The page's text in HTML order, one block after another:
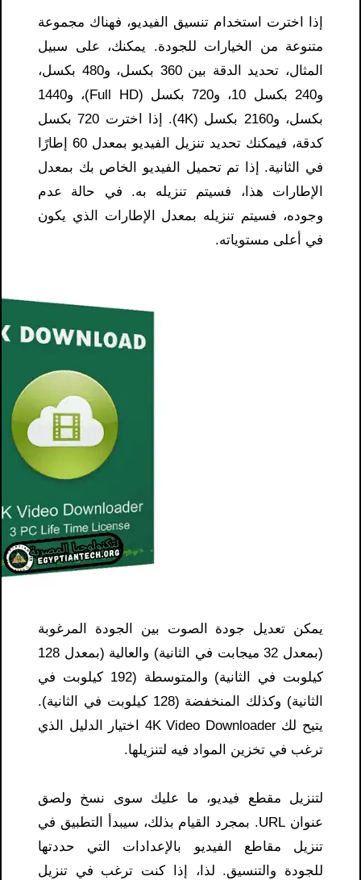
إذا اخترت استخدام تنسيق الفيديو، فهناك مجموعة
متنوعة من الخيارات للجودة. يمكنك، على سبيل
المثال، تحديد الدقة بين 360 بكسل، و480 بكسل،
و240 بكسل 10، و720 بكسل (Full HD)، و1440
بكسل، و2160 بكسل (4K). إذا اخترت 720 بكسل
كدقة، فيمكنك تحديد تنزيل الفيديو بمعدل 60 إطارًا
في الثانية. إذا تم تحميل الفيديو الخاص بك بمعدل
الإطارات هذا، فسيتم تنزيله به. في حالة عدم
وجوده، فسيتم تنزيله بمعدل الإطارات الذي يكون
في أعلى مستوياته.
يمكن تعديل جودة الصوت بين الجودة المرغوبة
(بمعدل 32 ميجابت في الثانية) والعالية (بمعدل 128
كيلوبت في الثانية) والمتوسطة (192 كيلوبت في
الثانية) وكذلك المنخفضة (128 كيلوبت في الثانية).
يتيح لك 4K Video Downloader اختيار الدليل الذي
ترغب في تخزين المواد فيه لتنزيلها.
لتنزيل مقطع فيديو، ما عليك سوى نسخ ولصق
عنوان URL. بمجرد القيام بذلك، سيبدأ التطبيق في
تنزيل مقاطع الفيديو بالإعدادات التي حددتها
للجودة والتنسيق. لذا، إذا كنت ترغب في تنزيل